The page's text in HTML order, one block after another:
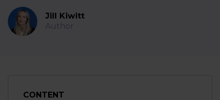
Jill Kiwitt
Author
CONTENT